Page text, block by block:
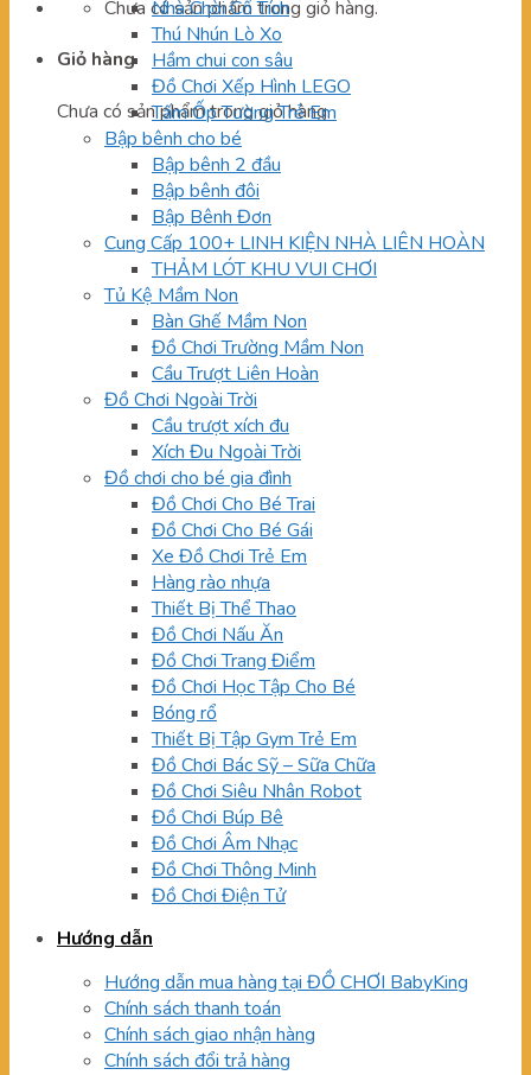
Chưa có sản phẩm trong giỏ hàng.
Giỏ hàng
Chưa có sản phẩm trong giỏ hàng.
Nhà Chòi Cổ Tích
Thú Nhún Lò Xo
Hầm chui con sâu
Đồ Chơi Xếp Hình LEGO
Tấm Ốp Tường Trẻ Em
Bập bênh cho bé
Bập bênh 2 đầu
Bập bênh đôi
Bập Bênh Đơn
Cung Cấp 100+ LINH KIỆN NHÀ LIÊN HOÀN
THẢM LÓT KHU VUI CHƠI
Tủ Kệ Mầm Non
Bàn Ghế Mầm Non
Đồ Chơi Trường Mầm Non
Cầu Trượt Liên Hoàn
Đồ Chơi Ngoài Trời
Cầu trượt xích đu
Xích Đu Ngoài Trời
Đồ chơi cho bé gia đình
Đồ Chơi Cho Bé Trai
Đồ Chơi Cho Bé Gái
Xe Đồ Chơi Trẻ Em
Hàng rào nhựa
Thiết Bị Thể Thao
Đồ Chơi Nấu Ăn
Đồ Chơi Trang Điểm
Đồ Chơi Học Tập Cho Bé
Bóng rổ
Thiết Bị Tập Gym Trẻ Em
Đồ Chơi Bác Sỹ – Sữa Chữa
Đồ Chơi Siêu Nhân Robot
Đồ Chơi Búp Bê
Đồ Chơi Âm Nhạc
Đồ Chơi Thông Minh
Đồ Chơi Điện Tử
Hướng dẫn
Hướng dẫn mua hàng tại ĐỒ CHƠI BabyKing
Chính sách thanh toán
Chính sách giao nhận hàng
Chính sách đổi trả hàng